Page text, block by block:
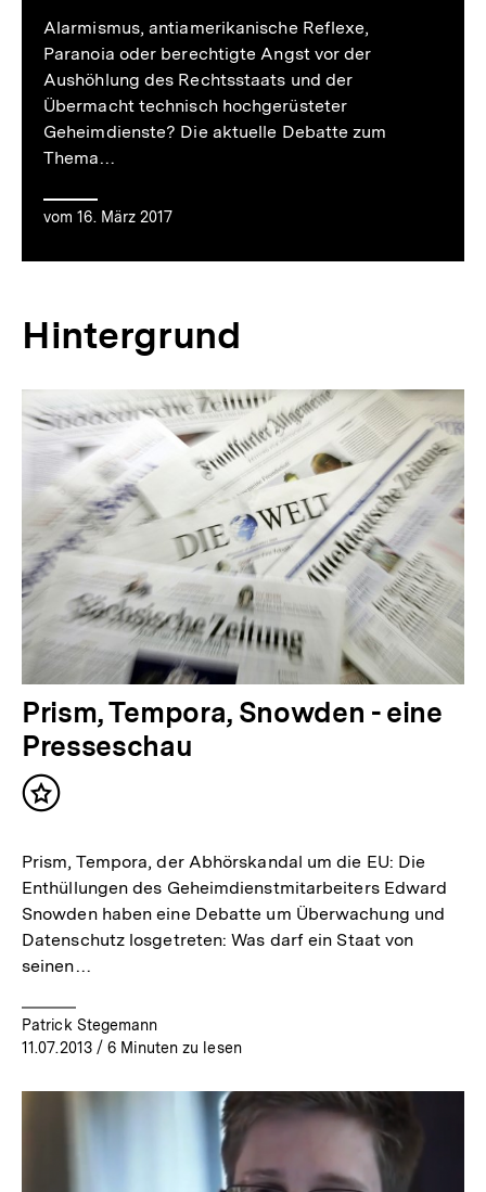
Alarmismus, antiamerikanische Reflexe,
Paranoia oder berechtigte Angst vor der
Aushöhlung des Rechtsstaats und der
Übermacht technisch hochgerüsteter
Geheimdienste? Die aktuelle Debatte zum
Thema…
vom 16. März 2017
Hintergrund
Prism, Tempora, Snowden - eine
Presseschau
Inhalt
Prism, Tempora, der Abhörskandal um die EU: Die
Enthüllungen des Geheimdienstmitarbeiters Edward
Snowden haben eine Debatte um Überwachung und
Datenschutz losgetreten: Was darf ein Staat von
seinen…
Patrick Stegemann
11.07.2013/ 6 Minuten zu lesen